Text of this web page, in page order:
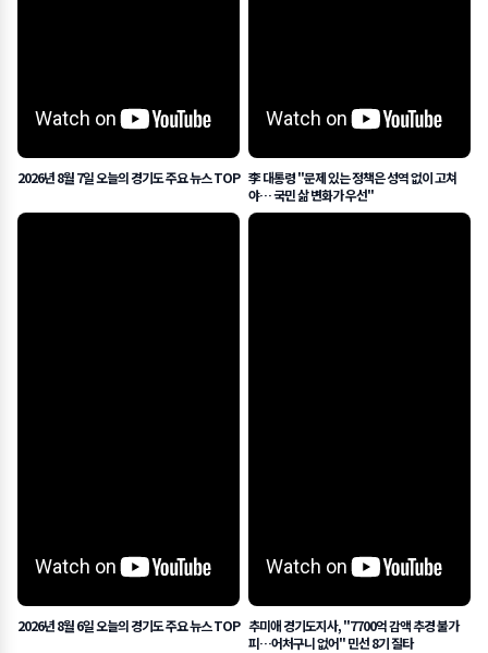
2026년 8월 7일 오늘의 경기도 주요 뉴스 TOP 李 대통령 "문제 있는 정책은 성역 없이 고쳐
야… 국민 삶 변화가 우선"
2026년 8월 6일 오늘의 경기도 주요 뉴스 TOP 추미애 경기도지사, "7700억 감액 추경 불가
피…어처구니 없어" 민선 8기 질타